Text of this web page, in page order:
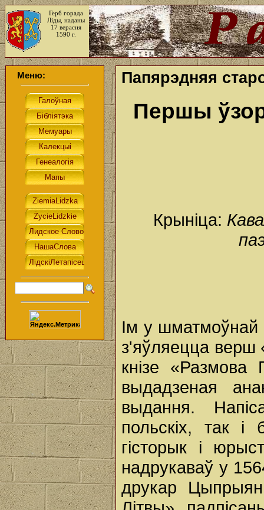
Герб горада
Ліды, наданы
17 верасня
1590 г.
Меню: Папярэдняя
Першы ўзор
Крыніца:
Ім у шматмоўнай
з'яўляецца верш
кнізе
выдадзеная
выдання.
польскіх, так i
гісторык i
надрукаваў у
друкар